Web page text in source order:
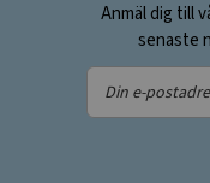
Anmäl dig till
senaste
Din
e-